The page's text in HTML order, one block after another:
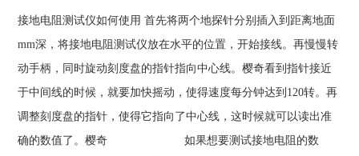
接地电阻测试仪如何使用 首先将两个地探针分别插入到距离地面
mm深，将接地电阻测试仪放在水平的位置，开始接线。再慢慢转
动手柄，同时旋动刻度盘的指针指向中心线。樱奇看到指针接近
于中间线的时候，就要加快摇动，使得速度每分钟达到120转。再
调整刻度盘的指针，使得它指向了中心线，这时候就可以读出准
确的数值了。樱奇 如果想要测试接地电阻的数